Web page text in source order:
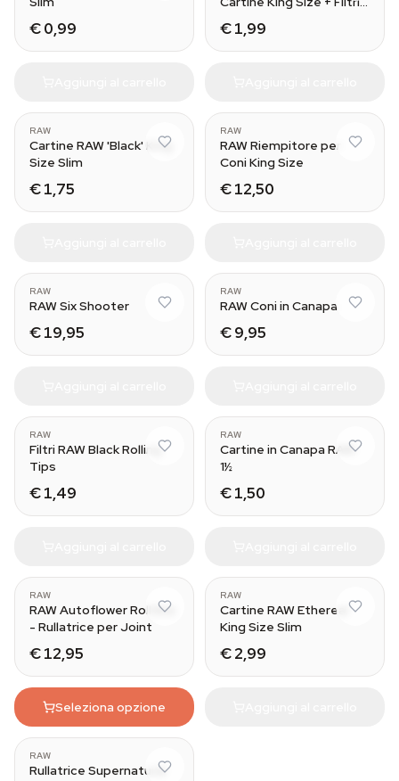
€ 0,99 € 1,99
RAW
Cartine RAW 'Black' King
Size Slim
€ 1,75
RAW
RAW Riempitore per
Coni King Size
€ 12,50
RAW
RAW Six Shooter
€ 19,95
RAW
RAW Coni in Canapa
€ 9,95
RAW
Filtri RAW Black Rolling
Tips
€ 1,49
RAW
Cartine in Canapa RAW
1½
€ 1,50
RAW
RAW Autoflower Roll Box
- Rullatrice per Joint
€ 12,95
Seleziona opzione
RAW
Cartine RAW Ethereal
King Size Slim
€ 2,99
RAW
Rullatrice Supernatural